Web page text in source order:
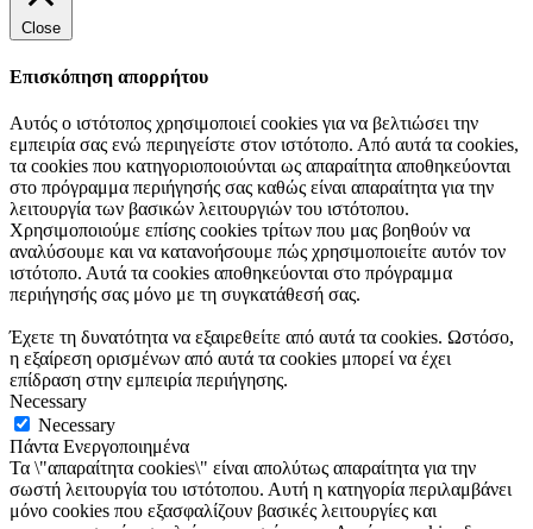
Close
Επισκόπηση απορρήτου
Αυτός ο ιστότοπος χρησιμοποιεί cookies για να βελτιώσει την
εμπειρία σας ενώ περιηγείστε στον ιστότοπο. Από αυτά τα cookies,
τα cookies που κατηγοριοποιούνται ως απαραίτητα αποθηκεύονται
στο πρόγραμμα περιήγησής σας καθώς είναι απαραίτητα για την
λειτουργία των βασικών λειτουργιών του ιστότοπου.
Χρησιμοποιούμε επίσης cookies τρίτων που μας βοηθούν να
αναλύσουμε και να κατανοήσουμε πώς χρησιμοποιείτε αυτόν τον
ιστότοπο. Αυτά τα cookies αποθηκεύονται στο πρόγραμμα
περιήγησής σας μόνο με τη συγκατάθεσή σας.
Έχετε τη δυνατότητα να εξαιρεθείτε από αυτά τα cookies. Ωστόσο,
η εξαίρεση ορισμένων από αυτά τα cookies μπορεί να έχει
επίδραση στην εμπειρία περιήγησης.
Necessary
Necessary
Πάντα Ενεργοποιημένα
Τα \"απαραίτητα cookies\" είναι απολύτως απαραίτητα για την
σωστή λειτουργία του ιστότοπου. Αυτή η κατηγορία περιλαμβάνει
μόνο cookies που εξασφαλίζουν βασικές λειτουργίες και